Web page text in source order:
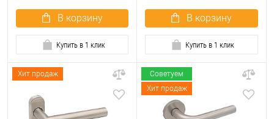
В корзину
Купить в 1 клик
В корзину
Купить в 1 клик
Хит продаж
Советуем
Хит продаж